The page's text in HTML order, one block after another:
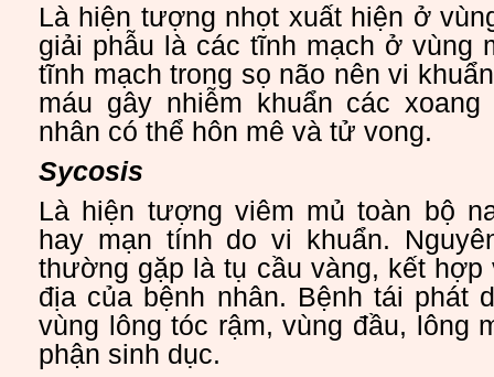
Là hiện tượng nhọt xuất hiện ở
giải phẫu là các tĩnh mạch ở vùng
tĩnh mạch trong sọ não nên vi
máu gây nhiễm khuẩn các
nhân có thể hôn mê và tử vong.
Sycosis
Là hiện tượng viêm mủ toàn bộ
hay mạn tính do vi khuẩn.
thường gặp là tụ cầu vàng, kết
địa của bệnh nhân. Bệnh tái phát
vùng lông tóc rậm, vùng đầu, lông
phận sinh dục.